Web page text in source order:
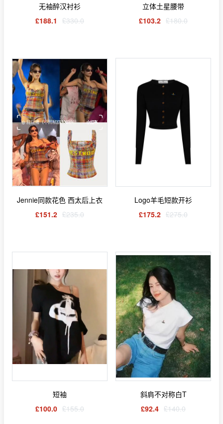
无袖醉汉衬衫
£188.1 £330.0
立体土星腰带
£103.2 £180.0
Jennie同款花色 西太后上衣
£151.2 £235.0
Logo羊毛短款开衫
£175.2 £275.0
短袖
£100.0 £155.0
斜肩不对称白T
£92.4 £140.0